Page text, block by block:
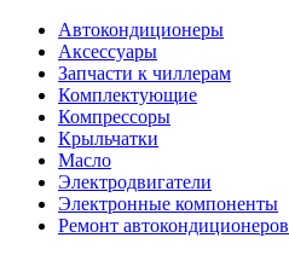
Автокондиционеры
Аксессуары
Запчасти к чиллерам
Комплектующие
Компрессоры
Крыльчатки
Масло
Электродвигатели
Электронные компоненты
Ремонт автокондиционеров